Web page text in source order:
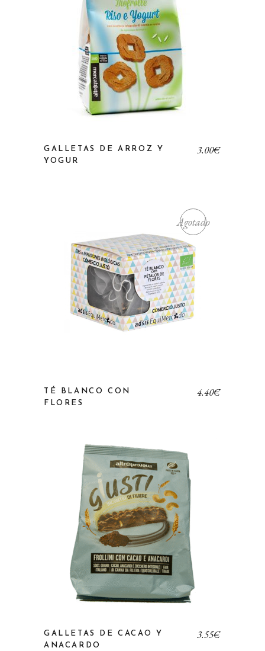
GALLETAS DE ARROZ Y
YOGUR
3,00€
Agotado
TÉ BLANCO CON
FLORES
4,40€
GALLETAS DE CACAO Y
ANACARDO
3,55€